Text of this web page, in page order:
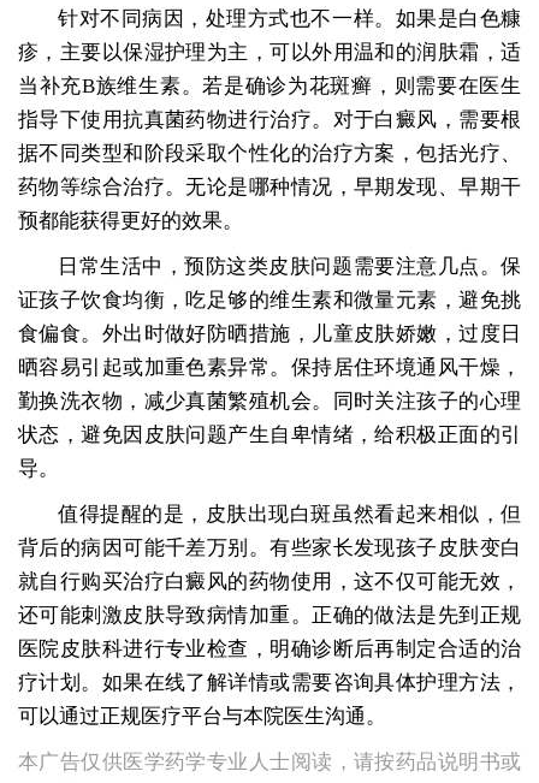
针对不同病因，处理方式也不一样。如果是白色糠
疹，主要以保湿护理为主，可以外用温和的润肤霜，适
当补充B族维生素。若是确诊为花斑癣，则需要在医生
指导下使用抗真菌药物进行治疗。对于白癜风，需要根
据不同类型和阶段采取个性化的治疗方案，包括光疗、
药物等综合治疗。无论是哪种情况，早期发现、早期干
预都能获得更好的效果。
日常生活中，预防这类皮肤问题需要注意几点。保
证孩子饮食均衡，吃足够的维生素和微量元素，避免挑
食偏食。外出时做好防晒措施，儿童皮肤娇嫩，过度日
晒容易引起或加重色素异常。保持居住环境通风干燥，
勤换洗衣物，减少真菌繁殖机会。同时关注孩子的心理
状态，避免因皮肤问题产生自卑情绪，给积极正面的引
导。
值得提醒的是，皮肤出现白斑虽然看起来相似，但
背后的病因可能千差万别。有些家长发现孩子皮肤变白
就自行购买治疗白癜风的药物使用，这不仅可能无效，
还可能刺激皮肤导致病情加重。正确的做法是先到正规
医院皮肤科进行专业检查，明确诊断后再制定合适的治
疗计划。如果在线了解详情或需要咨询具体护理方法，
可以通过正规医疗平台与本院医生沟通。
本广告仅供医学药学专业人士阅读，请按药品说明书或